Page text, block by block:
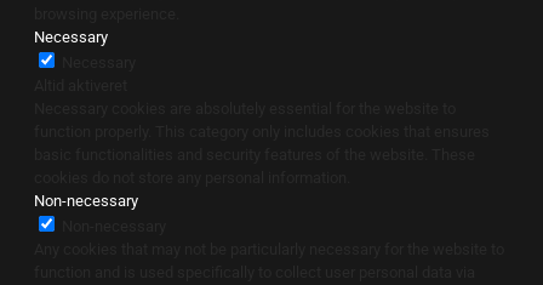
Necessary
Non-necessary